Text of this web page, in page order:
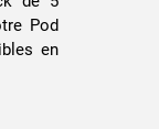
Pod
en